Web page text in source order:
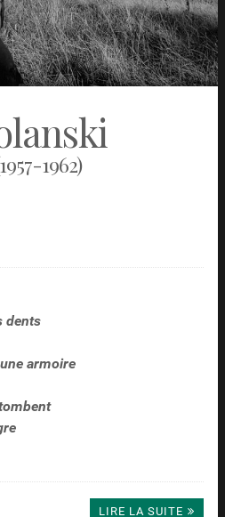
1962)
dents
armoire
LIRE LA SUITE